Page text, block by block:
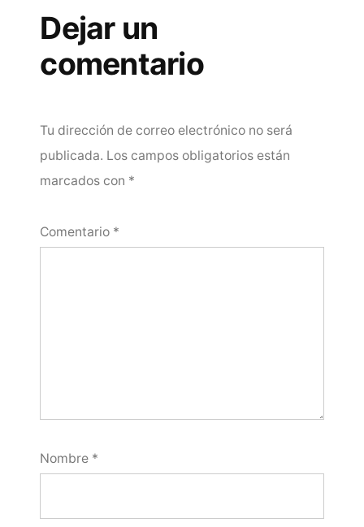
Dejar un
comentario
Tu dirección de correo electrónico no será
publicada. Los campos obligatorios están
marcados con *
Comentario *
Nombre *